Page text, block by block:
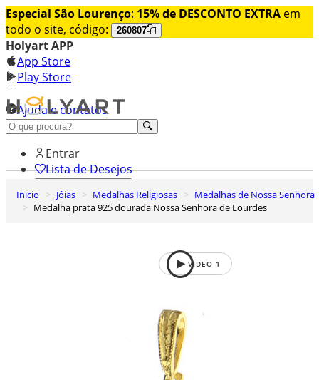
Especial São Lourenço: 15% de DESCONTO EXTRA em
todo o site, código:
260807
Holyart APP
App Store
Play Store
Ajuda e contatos
Conheça premium
Entrar
Lista de Desejos
0
Carrinho de Compras
Inicio Jóias Medalhas Religiosas
Medalhas de Nossa Senhora
Medalha prata 925 dourada Nossa Senhora de Lourdes
VIDEO 1